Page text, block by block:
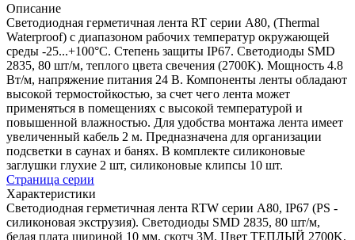
Описание
Светодиодная герметичная лента RT серии A80, (Thermal
Waterproof) с диапазоном рабочих температур окружающей
среды -25...+100°С. Степень защиты IP67. Светодиоды SMD
2835, 80 шт/м, теплого цвета свечения (2700K). Мощность 4.8
Вт/м, напряжение питания 24 В. Компоненты ленты обладают
высокой термостойкостью, за счет чего лента может
применяться в помещениях с высокой температурой и
повышенной влажностью. Для удобства монтажа лента имеет
увеличенный кабель 2 м. Предназначена для организации
подсветки в саунах и банях. В комплекте силиконовые
заглушки глухие 2 шт, силиконовые клипсы 10 шт.
Страница серии
Характеристики
Светодиодная герметичная лента RTW серии A80, IP67 (PS -
силиконовая экструзия). Светодиоды SMD 2835, 80 шт/м,
белая плата шириной 10 мм, скотч 3M. Цвет ТЕПЛЫЙ 2700K,